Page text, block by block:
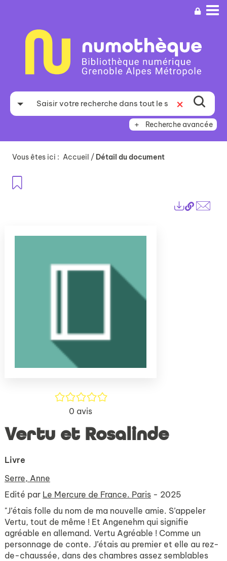
recherche
Recherche avancée
Vous êtes ici : Accueil / Détail du document
Lien
/5
0 avis
Vertu et Rosalinde
Livre
Serre, Anne
Edité par Le Mercure de France. Paris - 2025
"J’étais folle du nom de ma nouvelle amie. S’appeler
Vertu, tout de même ! Et Angenehm qui signifie
agréable en allemand. Vertu Agréable ! Comme un
personnage de conte. J’étais au premier et elle au rez-
de-chaussée, dans des chambres assez semblables